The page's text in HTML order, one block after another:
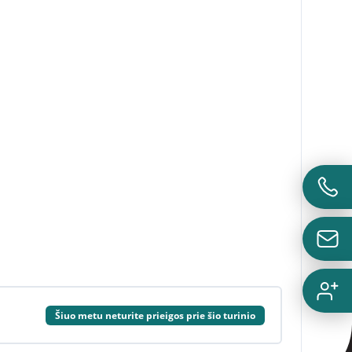
Šiuo metu neturite prieigos prie šio turinio